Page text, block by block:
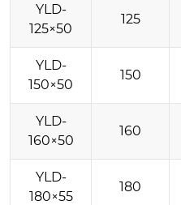
YLD-
125×50
125
YLD-
150×50
150
YLD-
160×50
160
YLD-
180×55
180